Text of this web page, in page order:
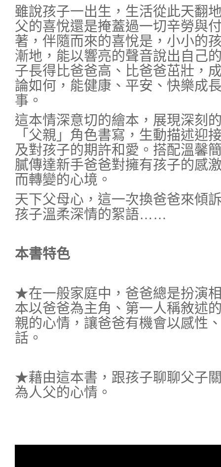
雖說孩子一出生，生活從此天翻
父的喜悅還是掩蓋過一切辛勞與
著，伴隨而來的喜悅是，小小的
漸地，能以響亮的聲音說出自己
子長得比爸爸高、比爸爸茁壯
論如何，能健康、平安、快樂成
事。
這本情深意切的繪本，展現深刻
「父親」角色書寫，生動描述迎
及對孩子的期許和愛。搭配溫馨
膩傳達新手爸爸對擁有孩子的感
而轉變的心境。
天下父母心，這一次換爸爸來傾
孩子溫柔深情的絮語……
本書特色
★在一般家庭中，爸爸總是扮演
本以爸爸為主角、第一人稱敘述
親的心情，讓爸爸有機會以感性
話。
★藉由這本書，跟孩子聊聊父子
為人父的心情。